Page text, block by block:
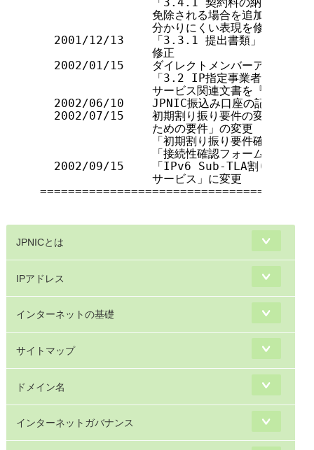
                免除される場合を追加
                分かりにくい表現を修正
2001/12/13    「3.3.1 提出書類」において、
                修正
2002/01/15    ダイレクトメンバーアロケーシ
「3.2 IP指定事業者になるため
サービス関連文書を『IPアドレ
  2002/06/10    JPNIC振込み口座の記述の変更
2002/07/15    初期割り振り要件の変更により
                ための要件」の変更
「初期割り振り要件確認フォー
「接続性確認フォーム」を「接
2002/09/15    「IPv6 Sub-TLA割り振り申請
                サービス」に変更
JPNICとは
IPアドレス
インターネットの基礎
サイトマップ
ドメイン名
インターネットガバナンス